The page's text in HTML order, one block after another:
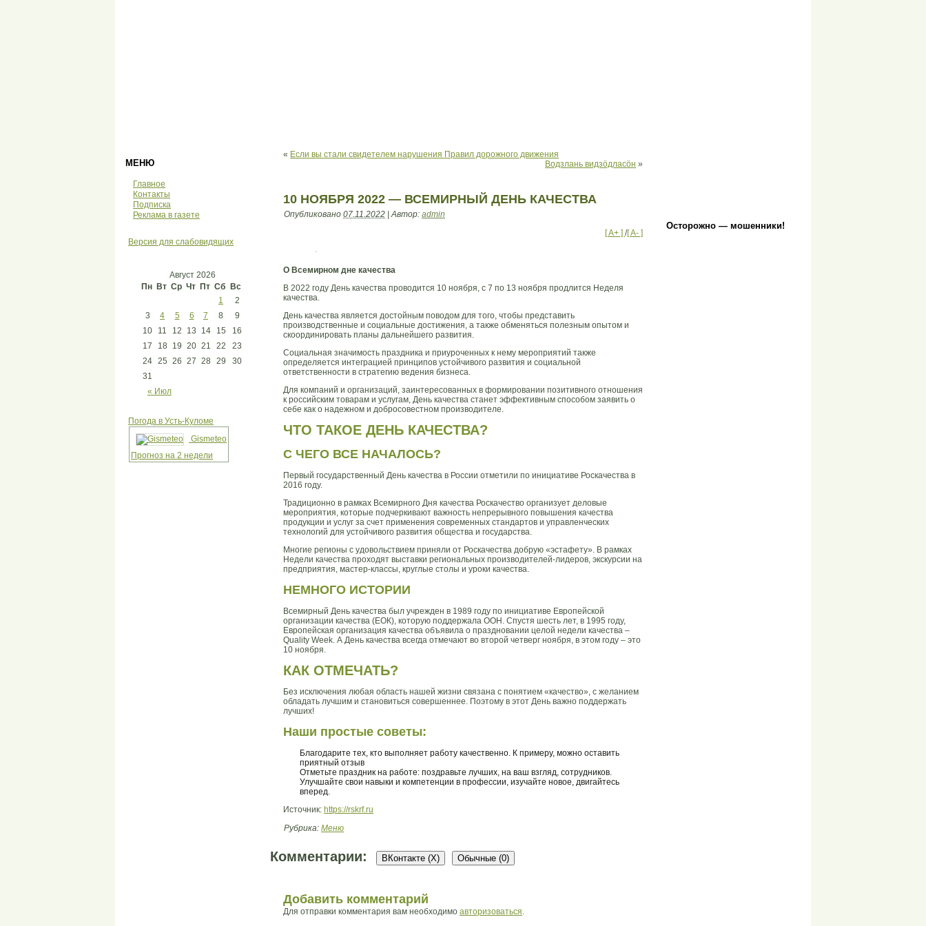
МЕНЮ
Главное
Контакты
Подписка
Реклама в газете
Версия для слабовидящих
Август 2026
Пн Вт Ср Чт Пт Сб Вс
« Июл
1
2
3
4 5 6 7 8
9
10
11 12 13 14 15
16
17
18 19 20 21 22
23
24 25 26 27 28 29
30
31
Погода в Усть-Куломе
Gismeteo
Прогноз на 2 недели
« Если вы стали свидетелем нарушения Правил дорожного движения
Водзлань видзöдласöн »
10 НОЯБРЯ 2022 — ВСЕМИРНЫЙ ДЕНЬ КАЧЕСТВА
Опубликовано 07.11.2022 |Автор: admin
[ A+ ] /[ A- ]
О Всемирном дне качества
В 2022 году День качества проводится 10 ноября, с 7 по 13 ноября продлится Неделя
качества.
День качества является достойным поводом для того, чтобы представить
производственные и социальные достижения, а также обменяться полезным опытом и
скоординировать планы дальнейшего развития.
Социальная значимость праздника и приуроченных к нему мероприятий также
определяется интеграцией принципов устойчивого развития и социальной
ответственности в стратегию ведения бизнеса.
Для компаний и организаций, заинтересованных в формировании позитивного отношения
к российским товарам и услугам, День качества станет эффективным способом заявить о
себе как о надежном и добросовестном производителе.
ЧТО ТАКОЕ ДЕНЬ КАЧЕСТВА?
С ЧЕГО ВСЕ НАЧАЛОСЬ?
Первый государственный День качества в России отметили по инициативе Роскачества в
2016 году.
Традиционно в рамках Всемирного Дня качества Роскачество организует деловые
мероприятия, которые подчеркивают важность непрерывного повышения качества
продукции и услуг за счет применения современных стандартов и управленческих
технологий для устойчивого развития общества и государства.
Многие регионы с удовольствием приняли от Роскачества добрую «эстафету». В рамках
Недели качества проходят выставки региональных производителей-лидеров, экскурсии на
предприятия, мастер-классы, круглые столы и уроки качества.
НЕМНОГО ИСТОРИИ
Всемирный День качества был учрежден в 1989 году по инициативе Европейской
организации качества (ЕОК), которую поддержала ООН. Спустя шесть лет, в 1995 году,
Европейская организация качества объявила о праздновании целой недели качества –
Quality Week. А День качества всегда отмечают во второй четверг ноября, в этом году – это
10 ноября.
КАК ОТМЕЧАТЬ?
Без исключения любая область нашей жизни связана с понятием «качество», с желанием
обладать лучшим и становиться совершеннее. Поэтому в этот День важно поддержать
лучших!
Наши простые советы:
Благодарите тех, кто выполняет работу качественно. К примеру, можно оставить
приятный отзыв
Отметьте праздник на работе: поздравьте лучших, на ваш взгляд, сотрудников.
Улучшайте свои навыки и компетенции в профессии, изучайте новое, двигайтесь
вперед.
Источник: https://rskrf.ru
Рубрика: Меню
Комментарии: ВКонтакте (X) Обычные (0)
Добавить комментарий
Для отправки комментария вам необходимо авторизоваться.
Осторожно — мошенники!